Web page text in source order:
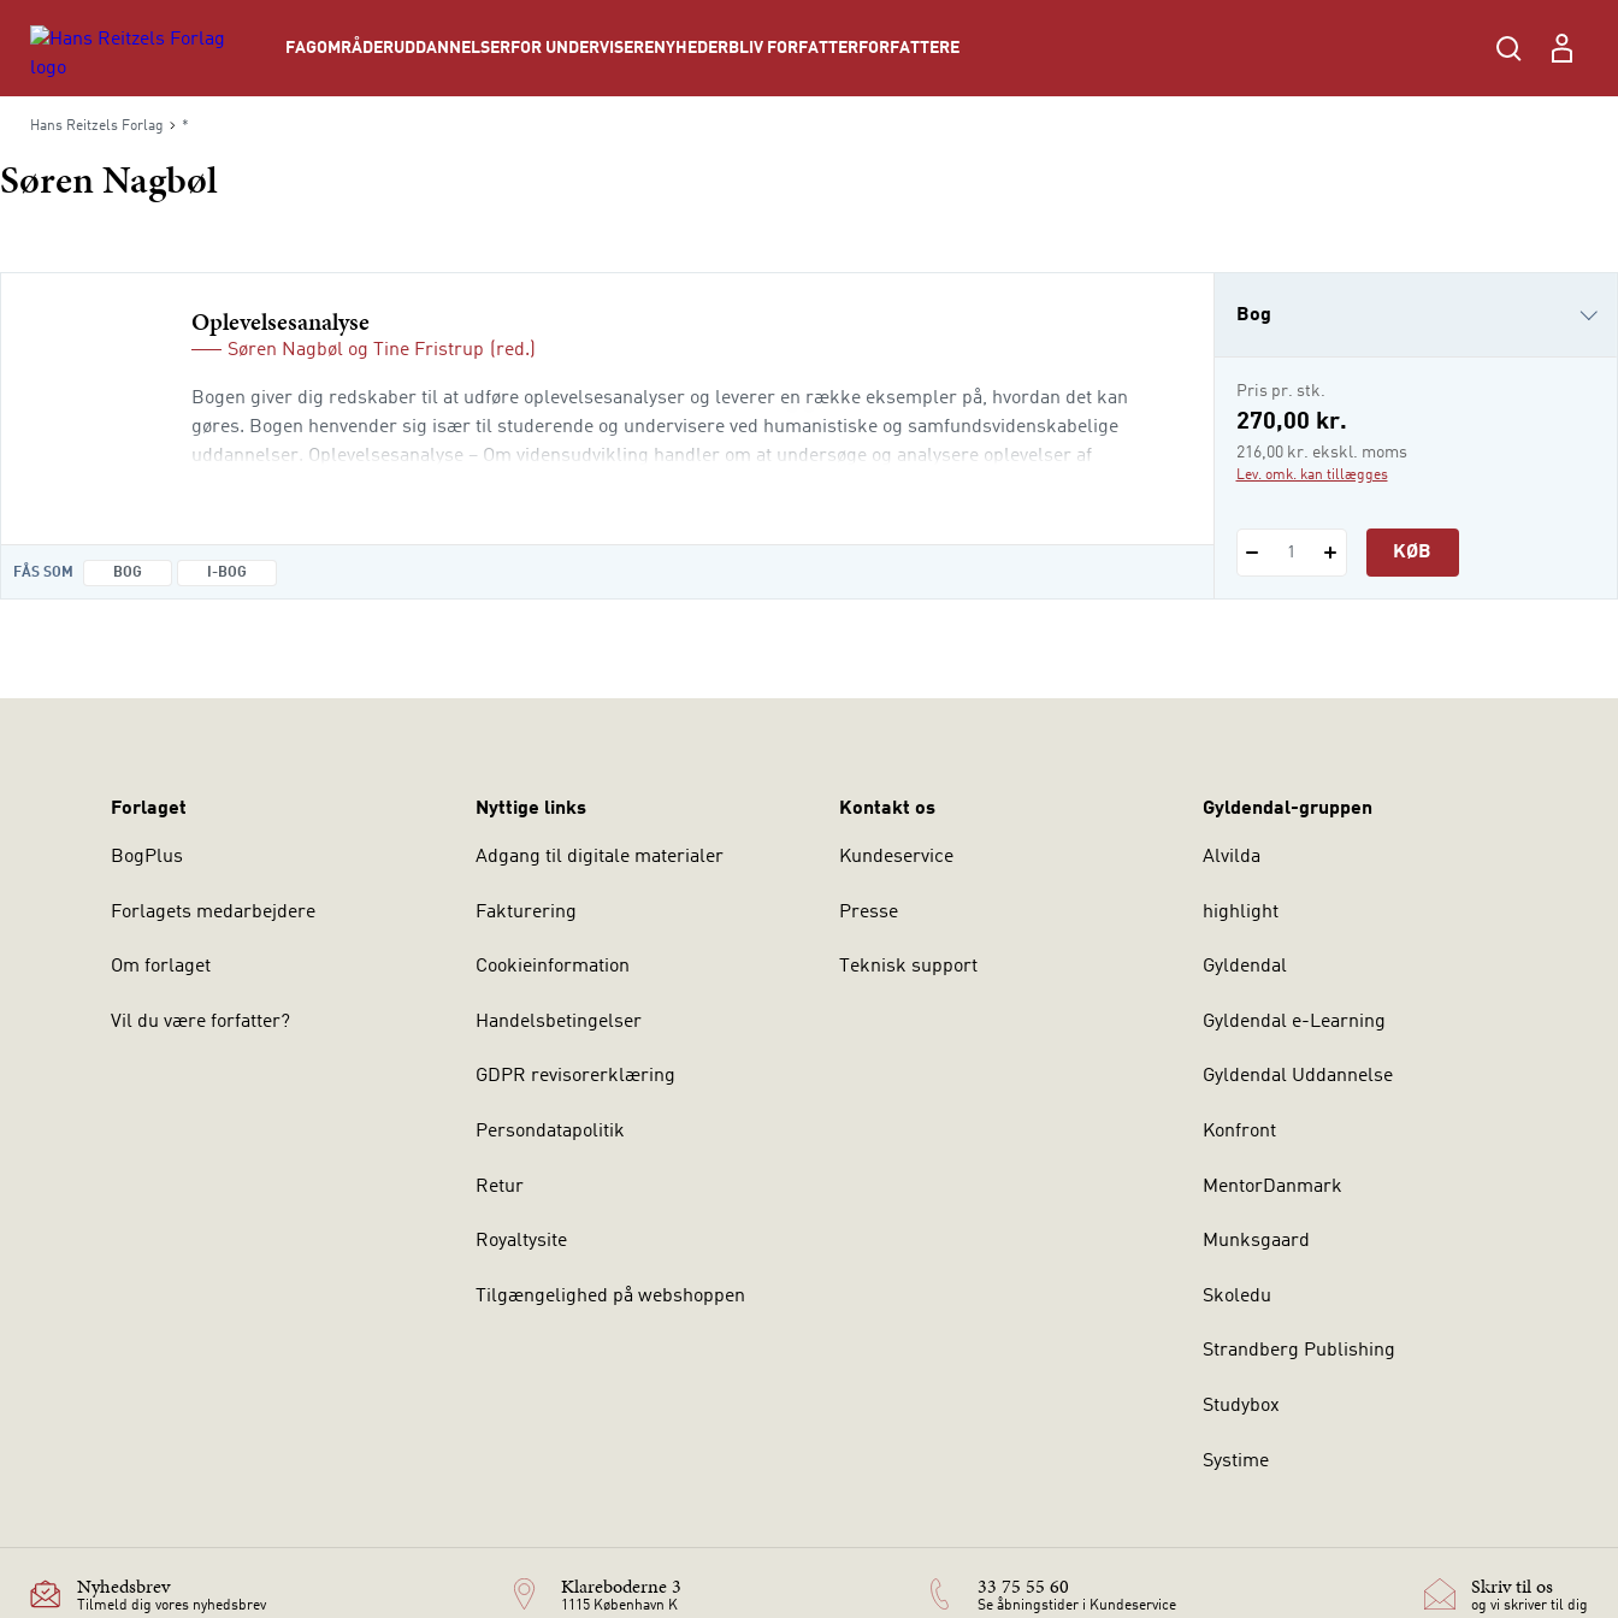
FAGOMRÅDERUDDANNELSER FOR UNDERVISERE NYHEDER BLIV FORFATTER FORFATTERE
Hans Reitzels Forlag *
Søren Nagbøl
Oplevelsesanalyse
Søren Nagbøl og Tine Fristrup (red.)
Bogen giver dig redskaber til at udføre oplevelsesanalyser og leverer en række eksempler på, hvordan det kan
gøres. Bogen henvender sig især til studerende og undervisere ved humanistiske og samfundsvidenskabelige
uddannelser. Oplevelsesanalyse – Om vidensudvikling handler om at undersøge og analysere oplevelser af
FÅS SOM BOG I-BOG
Bog
i-bog
Pris pr. stk.
270,00 kr.
216,00 kr. ekskl. moms
Lev. omk. kan tillægges
1 KØB
Forlaget
BogPlus
Forlagets medarbejdere
Om forlaget
Vil du være forfatter?
Nyttige links
Adgang til digitale materialer
Fakturering
Cookieinformation
Handelsbetingelser
GDPR revisorerklæring
Persondatapolitik
Retur
Royaltysite
Tilgængelighed på webshoppen
Kontakt os
Kundeservice
Presse
Teknisk support
Gyldendal-gruppen
Alvilda
highlight
Gyldendal
Gyldendal e-Learning
Gyldendal Uddannelse
Konfront
MentorDanmark
Munksgaard
Skoledu
Strandberg Publishing
Studybox
Systime
Nyhedsbrev
Tilmeld dig vores nyhedsbrev
Klareboderne 3
1115 København K
33 75 55 60
Se åbningstider i Kundeservice
Skriv til os
og vi skriver til dig